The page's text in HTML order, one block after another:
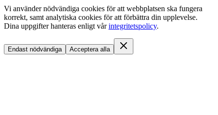
Vi använder nödvändiga cookies för att webbplatsen ska fungera
korrekt, samt analytiska cookies för att förbättra din upplevelse.
Dina uppgifter hanteras enligt vår integritetspolicy.
Endast nödvändiga Acceptera alla